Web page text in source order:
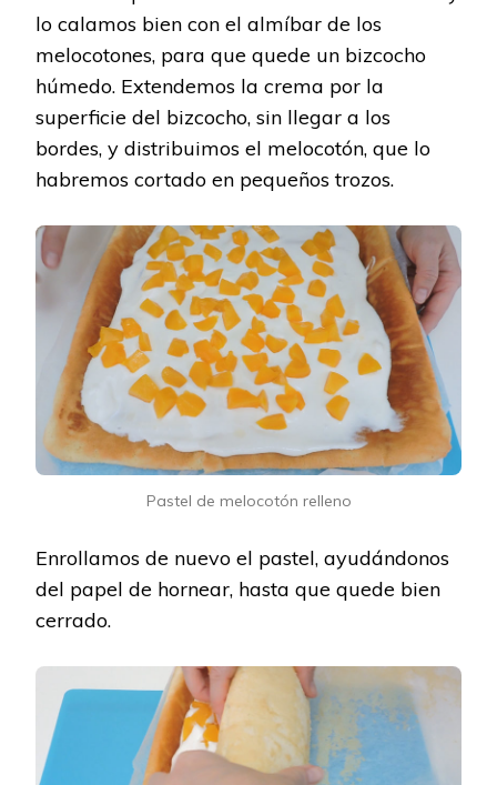
lo calamos bien con el almíbar de los
melocotones, para que quede un bizcocho
húmedo. Extendemos la crema por la
superficie del bizcocho, sin llegar a los
bordes, y distribuimos el melocotón, que lo
habremos cortado en pequeños trozos.
Pastel de melocotón relleno
Enrollamos de nuevo el pastel, ayudándonos
del papel de hornear, hasta que quede bien
cerrado.